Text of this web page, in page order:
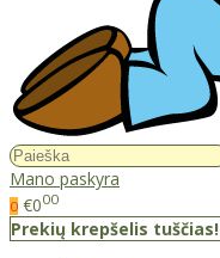
Mano paskyra
0 €000
Prekių krepšelis tuščias!